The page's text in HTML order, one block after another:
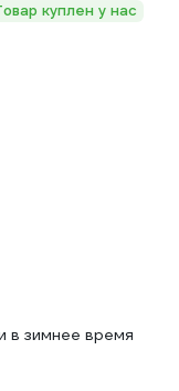
куплен у нас
в зимнее время